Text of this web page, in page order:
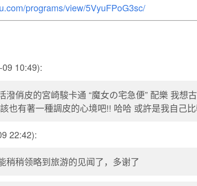
programs/view/5VyuFPoG3sc/
10:49):
潑俏皮的宮崎駿卡通 “魔女の宅急便” 配樂 我想
也有著一種調皮的心境吧!! 哈哈 或許是我自己
22:42):
稍稍领略到旅游的见闻了，多谢了